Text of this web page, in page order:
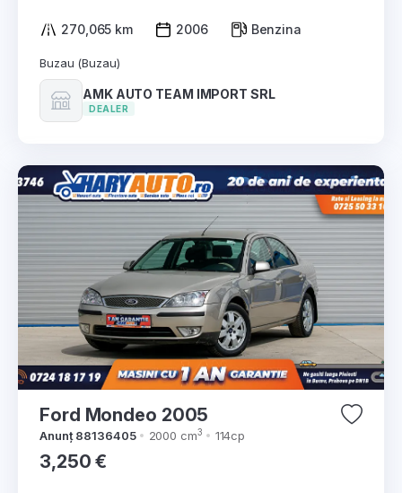
270,065 km 2006 Benzina
Buzau (Buzau)
AMK AUTO TEAM IMPORT SRL
DEALER
Ford Mondeo 2005
Anunț 88136405 2000 cm3 114cp
3,250 €